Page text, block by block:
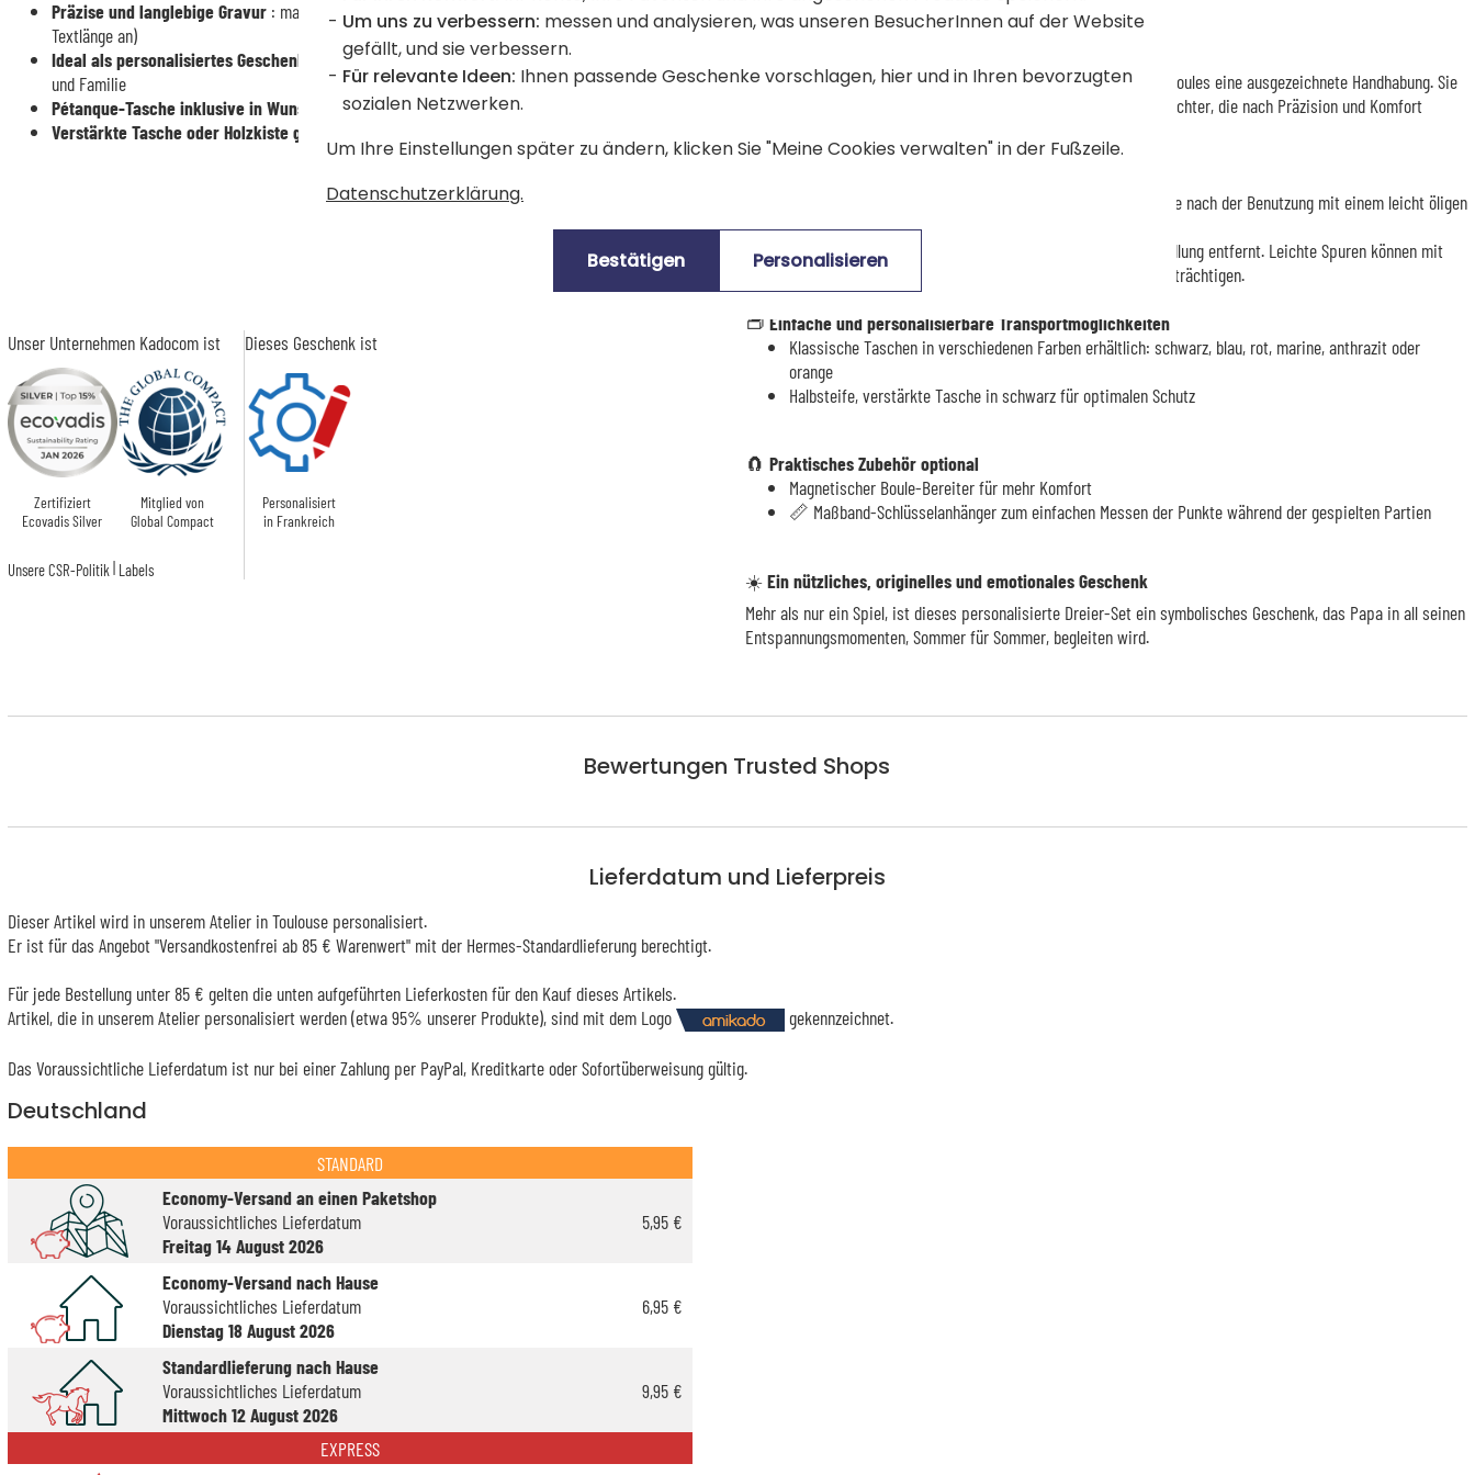
Präzise und langlebige Gravur: maximale Breite von 2,8 cm (die Schriftgröße passt sich der
Textlänge an)
Ideal als personalisiertes Geschenk
: perfekt für einen Geburtstag, Urlaub oder Spiele mit Freunden
und Familie
Pétanque-Tasche inklusive in Wunschfarbe
Verstärkte Tasche oder Holzkiste gegen Aufpreis
Unser Unternehmen Kadocom ist
Zertifiziert
Ecovadis Silver
Mitglied von
Global Compact
Unsere CSR-Politik | Labels
Dieses Geschenk ist
Personalisiert
in Frankreich
stolz zu beanspruchen!
Leicht, kompakt und angenehm in der Hand, bieten diese glatten Boules eine ausgezeichnete Handhabung. Sie
sind ideal für Freizeitspieler und besonders geeignet für Schiedsrichter, die nach Präzision und Komfort
Die Stahl-Boules benötigen nur eine leichte Pflege: Wischen Sie sie nach der Benutzung mit einem leicht öligen
Tuch ab, um Oxidation zu reduzieren und ihre Qualität zu erhalten.
🌱 In einem umweltfreundlicheren Ansatz wurde die Chrombehandlung entfernt. Leichte Spuren können mit
der Zeit auftreten, ohne die Leistung oder die Haltbarkeit zu beeinträchtigen.
👝Einfache und personalisierbare Transportmöglichkeiten
Klassische Taschen in verschiedenen Farben erhältlich: schwarz, blau, rot, marine, anthrazit oder
orange
Halbsteife, verstärkte Tasche in schwarz für optimalen Schutz
🧲Praktisches Zubehör optional
Magnetischer Boule-Bereiter für mehr Komfort
📏 Maßband-Schlüsselanhänger zum einfachen Messen der Punkte während der gespielten Partien
☀️Ein nützliches, originelles und emotionales Geschenk
Mehr als nur ein Spiel, ist dieses personalisierte Dreier-Set ein symbolisches Geschenk, das Papa in all seinen
Entspannungsmomenten, Sommer für Sommer, begleiten wird.
Bewertungen Trusted Shops
Lieferdatum und Lieferpreis
Dieser Artikel wird in unserem Atelier in Toulouse personalisiert.
Er ist für das Angebot "Versandkostenfrei ab 85 € Warenwert" mit der Hermes-Standardlieferung berechtigt.
Für jede Bestellung unter 85 € gelten die unten aufgeführten Lieferkosten für den Kauf dieses Artikels.
Artikel, die in unserem Atelier personalisiert werden (etwa 95% unserer Produkte), sind mit dem Logo
gekennzeichnet.
Das Voraussichtliche Lieferdatum ist nur bei einer Zahlung per PayPal, Kreditkarte oder Sofortüberweisung gültig.
Deutschland
STANDARD
Economy-Versand an einen Paketshop
Voraussichtliches Lieferdatum
Freitag 14 August 2026
5,95 €
Economy-Versand nach Hause
Voraussichtliches Lieferdatum
Dienstag 18 August 2026
6,95 €
Standardlieferung nach Hause
Voraussichtliches Lieferdatum
Mittwoch 12 August 2026
9,95 €
EXPRESS
Um uns zu verbessern: messen und analysieren, was unseren BesucherInnen auf der Website
gefällt, und sie verbessern.
Für relevante Ideen: Ihnen passende Geschenke vorschlagen, hier und in Ihren bevorzugten
sozialen Netzwerken.
Um Ihre Einstellungen später zu ändern, klicken Sie "Meine Cookies verwalten" in der Fußzeile.
Datenschutzerklärung.
Bestätigen Personalisieren